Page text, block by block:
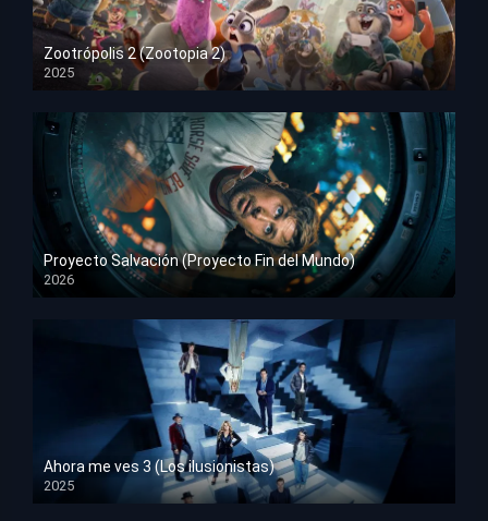
Zootrópolis 2 (Zootopia 2)
2025
HD 1080p
Proyecto Salvación (Proyecto Fin del Mundo)
2026
HD 1080p
Ahora me ves 3 (Los ilusionistas)
2025
HD 1080p